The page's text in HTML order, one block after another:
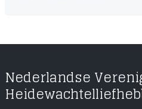
Nederlandse